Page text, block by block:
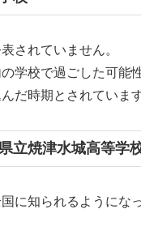
されていません。
学校で過ごした可能
だ時期とされています
立焼津水城高等学
に知られるようにな